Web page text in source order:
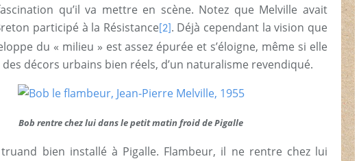
qu’il va mettre en scène. Notez que Melville avait
participé à la Résistance [2] . Déjà cependant la vision que
du « milieu » est assez épurée et s’éloigne, même si elle
des décors urbains bien réels, d’un naturalisme revendiqué.
Bob rentre chez lui dans le petit matin froid de Pigalle
bien installé à Pigalle. Flambeur, il ne rentre chez lui